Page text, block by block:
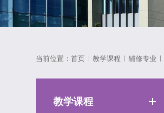
当前位置： 首页 教学课程 辅修专业
教学课程